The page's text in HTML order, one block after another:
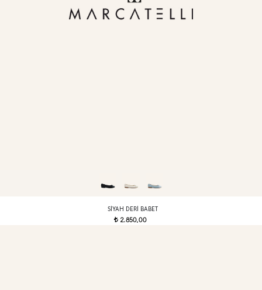
SIYAH DERI BABET
t 2.850,00